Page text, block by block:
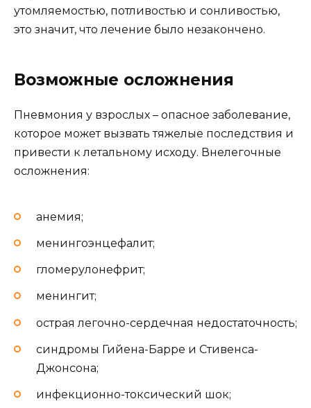
утомляемостью, потливостью и сонливостью,
это значит, что лечение было незакончено.
Возможные осложнения
Пневмония у взрослых – опасное заболевание,
которое может вызвать тяжелые последствия и
привести к летальному исходу. Внелегочные
осложнения:
анемия;
менингоэнцефалит;
гломерулонефрит;
менингит;
острая легочно-сердечная недостаточность;
синдромы Гийена-Барре и Стивенса-
Джонсона;
инфекционно-токсический шок;